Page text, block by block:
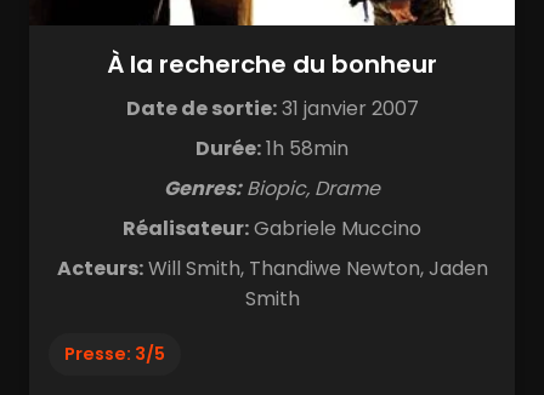
À la recherche du bonheur
Date de sortie:31 janvier 2007
Durée:1h 58min
Genres:Biopic, Drame
Réalisateur:Gabriele Muccino
Acteurs:Will Smith, Thandiwe Newton, Jaden
Smith
Presse: 3/5